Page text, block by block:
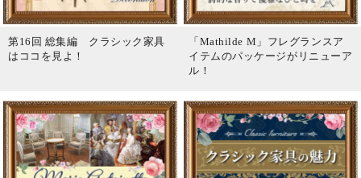
第16回 総集編 クラシック家具
はココを見よ！
「Mathilde M」フレグランスア
イテムのパッケージがリニューア
ル！